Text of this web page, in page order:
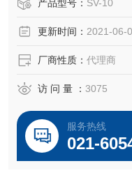
在实时底座上查看相关
产品型号： SV-10
更新时间： 2021-06-
厂商性质： 代理商
访 问 量 ： 3075
服务热线
021-